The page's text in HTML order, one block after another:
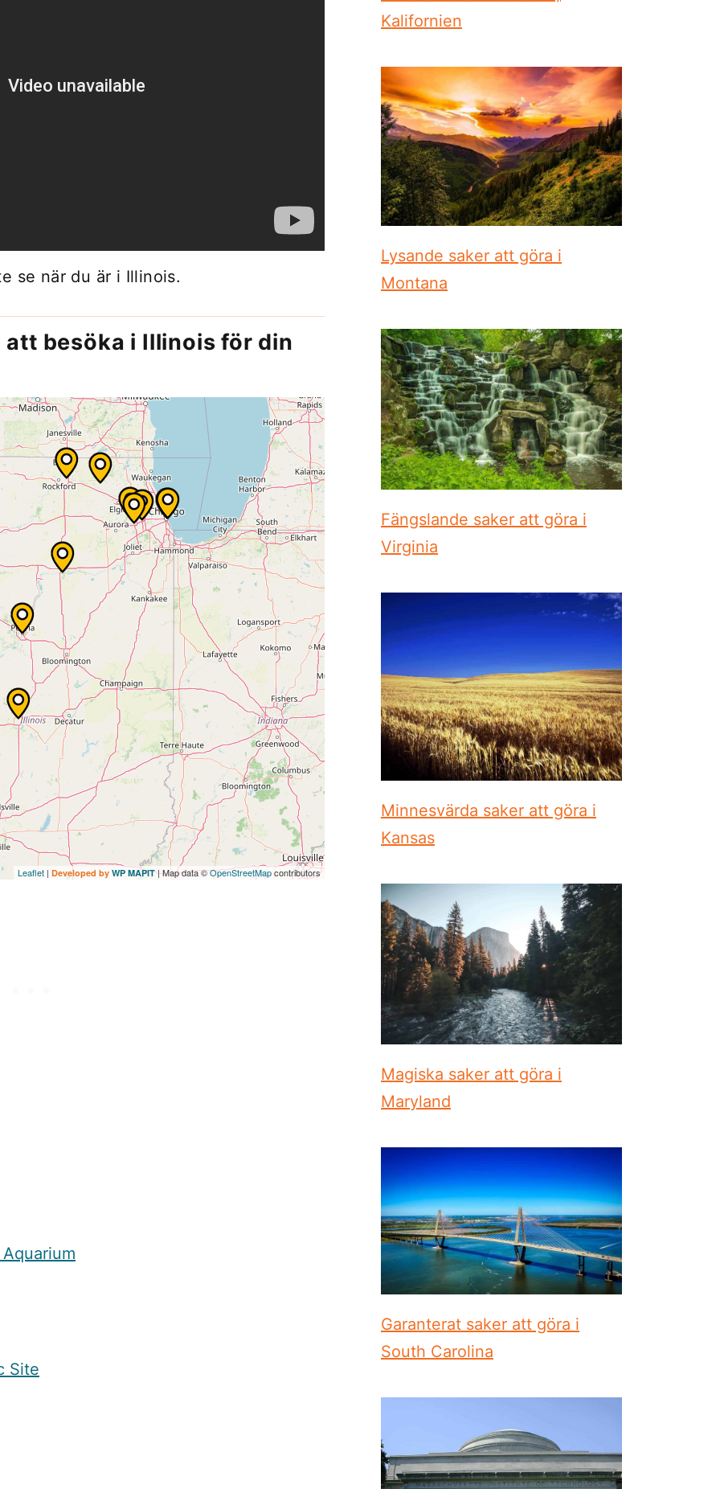
se när du är i Illinois.
besöka i Illinois för din
Leaflet | Developed by WP MAPIT| Map data ©OpenStreetMapcontributors
Site
Kalifornien
Lysande saker att göra i
Montana
Fängslande saker att göra i
Virginia
Minnesvärda saker att göra i
Kansas
Magiska saker att göra i
Maryland
Garanterat saker att göra i
South Carolina